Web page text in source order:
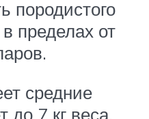
породистого
пределах от
средние
до 7 кг веса,